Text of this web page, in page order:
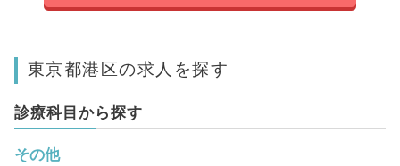
東京都港区の求人を探す
診療科目から探す
その他